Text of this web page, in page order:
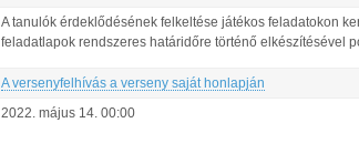
A tanulók érdeklődésének felkeltése játékos feladatokon
feladatlapok rendszeres határidőre történő elkészítésével
A versenyfelhívás a verseny saját honlapján
2022. május 14. 00:00